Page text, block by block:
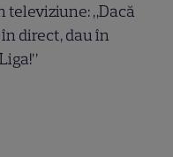
televiziune: „Dacă
direct, dau în